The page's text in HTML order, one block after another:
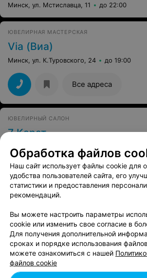
Минск, ул. Мстиславца, 11 до 22:00
ЮВЕЛИРНАЯ МАСТЕРСКАЯ
Via (Виа)
Минск, ул. К.Туровского, 24 до 19:00
Все адреса
ЮВЕЛИРНЫЙ САЛОН
7 Карат
Все адреса
Zorka
Минск, пр-т Независимости, 134 до 22:00
ЮВЕЛИРНЫЙ САЛОН
Zoloto&Serebro
Обработка файлов
Наш сайт использует файлы cookie для
удобства пользователей сайта, его
статистики и предоставления
рекомендаций.
Вы можете настроить параметры
cookie или изменить свое согласие в
Для получения дополнительной
сроках и порядке использования
можете ознакомиться с нашей
файлов cookie